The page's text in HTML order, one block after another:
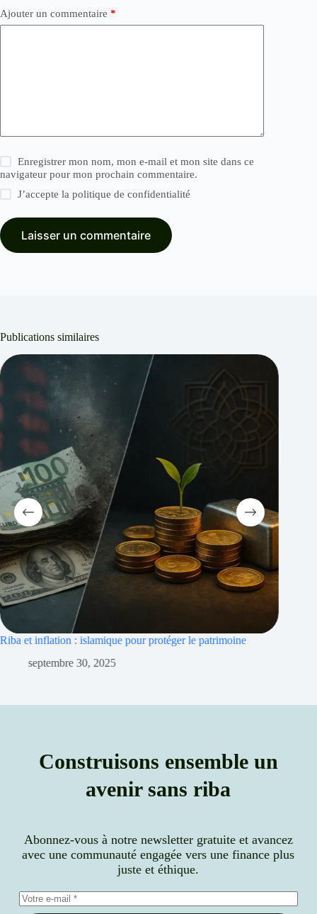
Ajouter un commentaire *
Enregistrer mon nom, mon e-mail et mon site dans ce
navigateur pour mon prochain commentaire.
J’accepte lapolitique de confidentialité
Laisser un commentaire
Publications similaires
Riba et inflation : islamique pour protéger le patrimoine
septembre 30, 2025
Construisons ensemble un
avenir sans riba
Abonnez-vous à notre newsletter gratuite et avancez
avec une communauté engagée vers une finance plus
juste et éthique.